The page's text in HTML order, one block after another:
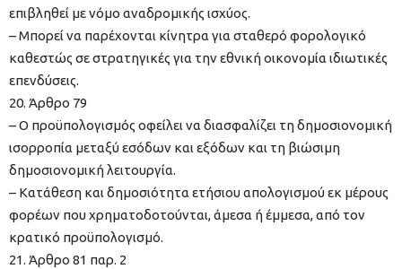
επιβληθεί με νόμο αναδρομικής ισχύος.
– Μπορεί να παρέχονται κίνητρα για σταθερό φορολογικό
καθεστώς σε στρατηγικές για την εθνική οικονομία ιδιωτικές
επενδύσεις.
20. Άρθρο 79
– Ο προϋπολογισμός οφείλει να διασφαλίζει τη δημοσιονομική
ισορροπία μεταξύ εσόδων και εξόδων και τη βιώσιμη
δημοσιονομική λειτουργία.
– Κατάθεση και δημοσιότητα ετήσιου απολογισμού εκ μέρους
φορέων που χρηματοδοτούνται, άμεσα ή έμμεσα, από τον
κρατικό προϋπολογισμό.
21. Άρθρο 81 παρ. 2